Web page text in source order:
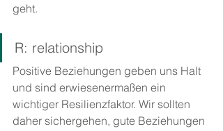
geht.
R: relationship
Positive Beziehungen geben uns Halt
und sind erwiesenermaßen ein
wichtiger Resilienzfaktor. Wir sollten
daher sichergehen, gute Beziehungen